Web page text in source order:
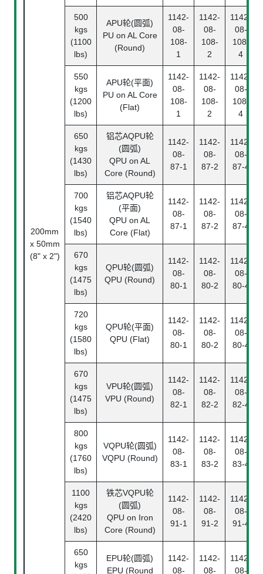
200mm
x 50mm
(8" x 2")
500
kgs
(1100
lbs)
APU轮(圆弧)
PU on AL Core
(Round)
1142-
08-
108-
1
1142-
08-
108-
2
1142-
08-
108-
4
550
kgs
(1200
lbs)
APU轮(平面)
PU on AL Core
(Flat)
1142-
08-
108-
1
1142-
08-
108-
2
1142-
08-
108-
4
650
kgs
(1430
lbs)
铝芯AQPU轮
(圆弧)
QPU on AL
Core (Round)
1142-
08-
87-1
1142-
08-
87-2
1142-
08-
87-4
700
kgs
(1540
lbs)
铝芯AQPU轮
(平面)
QPU on AL
Core (Flat)
1142-
08-
87-1
1142-
08-
87-2
1142-
08-
87-4
670
kgs
(1475
lbs)
QPU轮(圆弧)
QPU (Round)
1142-
08-
80-1
1142-
08-
80-2
1142-
08-
80-4
720
kgs
(1580
lbs)
QPU轮(平面)
QPU (Flat)
1142-
08-
80-1
1142-
08-
80-2
1142-
08-
80-4
670
kgs
(1475
lbs)
VPU轮(圆弧)
VPU (Round)
1142-
08-
82-1
1142-
08-
82-2
1142-
08-
82-4
800
kgs
(1760
lbs)
VQPU轮(圆弧)
VQPU (Round)
1142-
08-
83-1
1142-
08-
83-2
1142-
08-
83-4
1100
kgs
(2420
lbs)
铁芯VQPU轮
(圆弧)
QPU on Iron
Core (Round)
1142-
08-
91-1
1142-
08-
91-2
1142-
08-
91-4
650
kgs
EPU轮(圆弧)
EPU (Round
1142-
08-
1142-
08-
1142-
08-